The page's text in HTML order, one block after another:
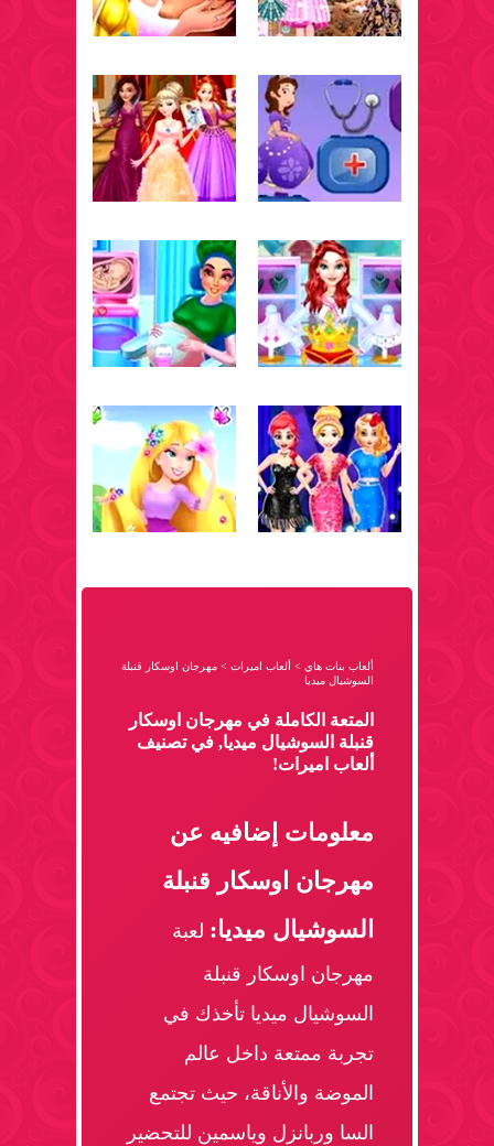
ألعاب بنات هاي > ألعاب اميرات > مهرجان اوسكار قنبلة
السوشيال ميديا
المتعة الكاملة في مهرجان اوسكار
قنبلة السوشيال ميديا, في تصنيف
ألعاب اميرات!
معلومات إضافيه عن
مهرجان اوسكار قنبلة
السوشيال ميديا: لعبة
مهرجان اوسكار قنبلة
السوشيال ميديا تأخذك في
تجربة ممتعة داخل عالم
الموضة والأناقة، حيث تجتمع
السا وربانزل وياسمين للتحضير